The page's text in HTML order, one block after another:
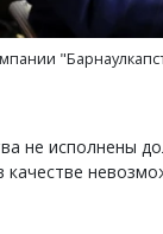
не исполнены
качестве